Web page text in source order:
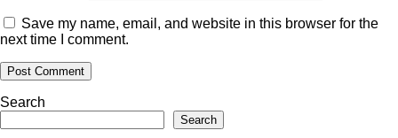
Save my name, email, and website in this browser for the
next time I comment.
Search
Search